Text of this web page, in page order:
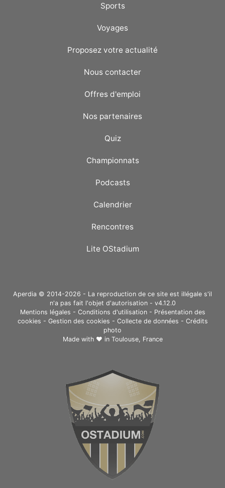
Sports
Voyages
Proposez votre actualité
Nous contacter
Offres d'emploi
Nos partenaires
Quiz
Championnats
Podcasts
Calendrier
Rencontres
Lite OStadium
Aperdia © 2014-2026 - La reproduction de ce site est illégale s'il
n'a pas fait l'objet d'autorisation - v4.12.0
Mentions légales - Conditions d'utilisation- Présentation des
cookies - Gestion des cookies - Collecte de données - Crédits
photo
Made with ❤ in Toulouse, France